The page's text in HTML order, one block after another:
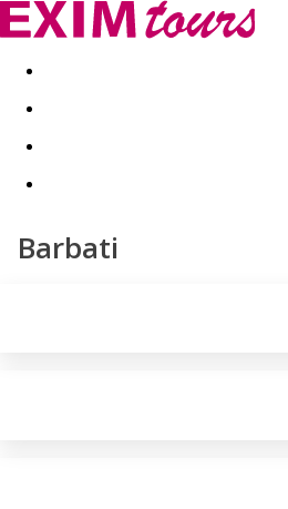
Akční nabídky Last minute
Barbati